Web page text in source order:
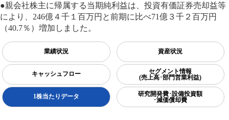
●親会社株主に帰属する当期純利益は、投資有価証券売却益等
により、246億４千１百万円と前期に比べ71億３千２百万円
（40.7％）増加しました。
業績状況 資産状況
キャッシュフロー
セグメント情報
(売上高･部門営業利益)
1株当たりデータ
研究開発費･設備投資額
･減価償却費